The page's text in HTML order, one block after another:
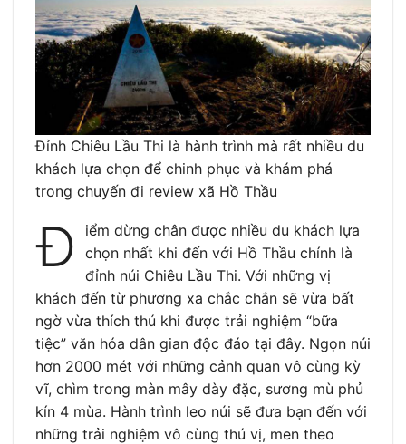
Đỉnh Chiêu Lầu Thi là hành trình mà rất nhiều du
khách lựa chọn để chinh phục và khám phá
trong chuyến đi review xã Hồ Thầu
Đ
iểm dừng chân được nhiều du khách lựa
chọn nhất khi đến với Hồ Thầu chính là
đỉnh núi Chiêu Lầu Thi. Với những vị
khách đến từ phương xa chắc chắn sẽ vừa bất
ngờ vừa thích thú khi được trải nghiệm “bữa
tiệc” văn hóa dân gian độc đáo tại đây. Ngọn núi
hơn 2000 mét với những cảnh quan vô cùng kỳ
vĩ, chìm trong màn mây dày đặc, sương mù phủ
kín 4 mùa. Hành trình leo núi sẽ đưa bạn đến với
những trải nghiệm vô cùng thú vị, men theo